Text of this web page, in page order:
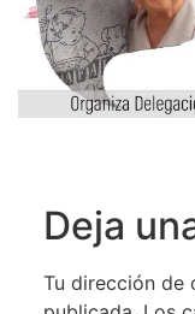
Deja
Tu dirección de